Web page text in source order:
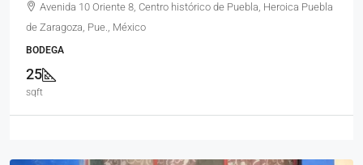
Avenida 10 Oriente 8, Centro histórico de Puebla, Heroica Puebla
de Zaragoza, Pue., México
BODEGA
25
sqft